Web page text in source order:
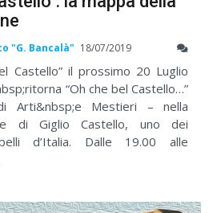
"G. Bancalà" 18/07/2019
Castello” il prossimo 20 Luglio
“Oh che bel Castello…”
Arti&nbsp;e Mestieri – nella
di Giglio Castello, uno dei
d’Italia. Dalle 19.00 alle